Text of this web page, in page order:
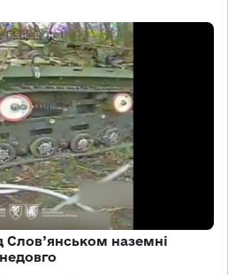
Слов’янськом наземні